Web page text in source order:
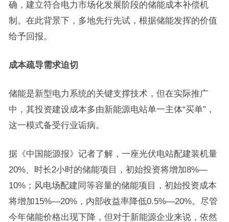
确，建立符合电力市场化发展阶段的储能成本补偿机
制。在此背景下，多地先行先试，根据储能发挥的价值
给予回报。
成本疏导需求迫切
储能是新型电力系统的关键支撑技术，但在实际推广
中，其投资建设成本多由新能源电站单一主体“买单”，
这一模式备受行业诟病。
据《中国能源报》记者了解，一座光伏电站配建装机量
20%、时长2小时的储能项目，初始投资将增加8%—
10%；风电场配建同等容量的储能项目，初始投资成本
将增加15%—20%，内部收益率降低0.5%—20%。尽管
今年储能价格出现下降，但对于新能源企业来说，依然